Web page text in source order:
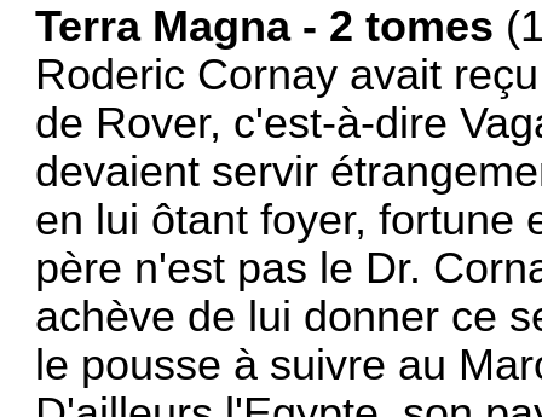
Terra Magna - 2 tomes
Roderic Cornay avait
de Rover, c'est-à-dire
devaient servir
en lui ôtant foyer, fortune
père n'est pas le Dr.
achève de lui donner ce
le pousse à suivre au